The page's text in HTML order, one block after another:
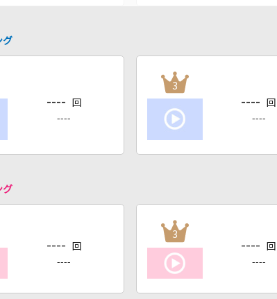
グ
---- 回
----
3
---- 回
----
グ
---- 回
----
3
---- 回
----